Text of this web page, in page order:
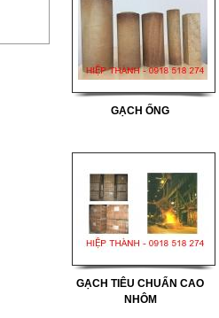
GẠCH
GẠCH ỐNG
GẠCH TIÊU CHUẨN CAO
NHÔM